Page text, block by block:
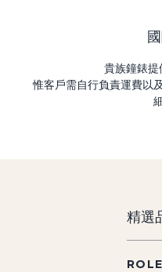
貴族鐘錶提
惟客戶需自行負責運費以
精選